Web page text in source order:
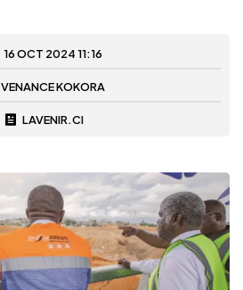
16 OCT 2024 11:16
VENANCE KOKORA
LAVENIR.CI